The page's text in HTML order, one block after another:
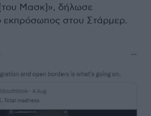
Μασκ]», δήλωσε
εκπρόσωπος στου Στάρμερ.